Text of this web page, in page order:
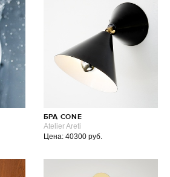
БРА CONE
Atelier Areti
Цена: 40300 руб.